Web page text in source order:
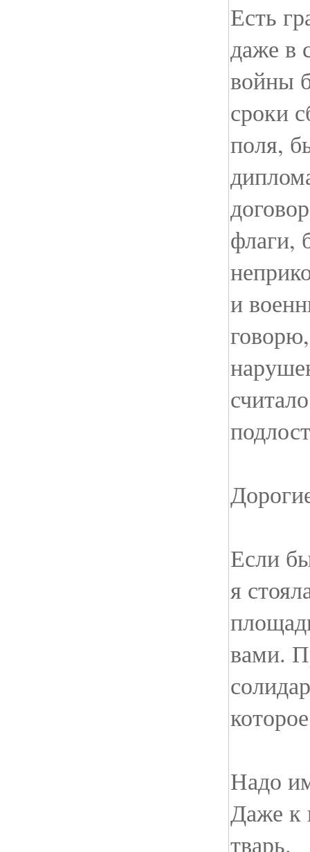
Есть
даже в
войны
сроки
поля,
флаги,
и
Если
я
вами.
Надо
Даже к
тварь.